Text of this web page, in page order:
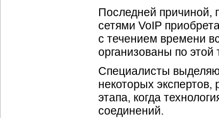
Последней причиной,
сетями VoIP
с течением времени
организованы по этой
Специалисты
некоторых
этапа, когда
соединений.